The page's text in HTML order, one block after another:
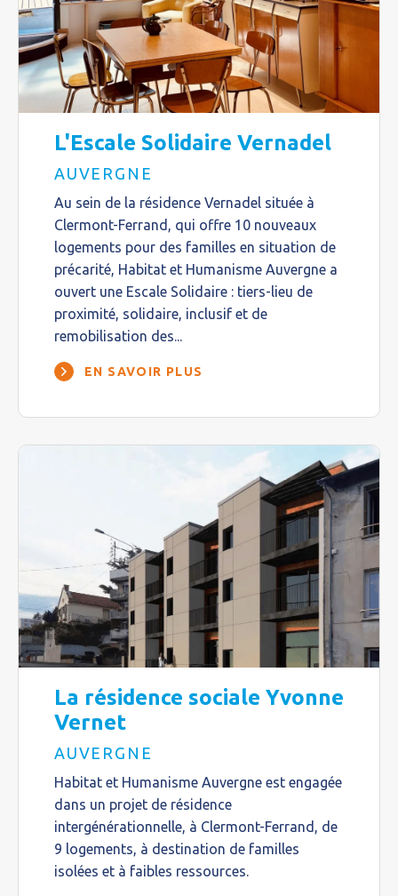
L'Escale Solidaire Vernadel
AUVERGNE
Au sein de la résidence Vernadel située à
Clermont-Ferrand, qui offre 10 nouveaux
logements pour des familles en situation de
précarité, Habitat et Humanisme Auvergne a
ouvert une Escale Solidaire : tiers-lieu de
proximité, solidaire, inclusif et de
remobilisation des...
EN SAVOIR PLUS
La résidence sociale Yvonne
Vernet
AUVERGNE
Habitat et Humanisme Auvergne est engagée
dans un projet de résidence
intergénérationnelle, à Clermont-Ferrand, de
9 logements, à destination de familles
isolées et à faibles ressources.